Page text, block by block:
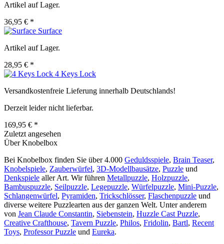
Artikel auf Lager.
36,95 € *
Surface
Artikel auf Lager.
28,95 € *
4 Keys Lock
Versandkostenfreie Lieferung innerhalb Deutschlands!
Derzeit leider nicht lieferbar.
169,95 € *
Zuletzt angesehen
Über Knobelbox
Bei Knobelbox finden Sie über 4.000 Geduldsspiele, Brain Teaser,
Knobelspiele, Zauberwürfel, 3D-Modellbausätze, Puzzle und
Denkspiele aller Art. Wir führen Metallpuzzle, Holzpuzzle,
Bambuspuzzle, Seilpuzzle, Legepuzzle, Würfelpuzzle, Mini-Puzzle,
Schlangenwürfel, Pyramiden, Trickschlösser, Flaschenpuzzle und
diverse weitere Puzzlearten aus der ganzen Welt. Unter anderem
von Jean Claude Constantin, Siebenstein, Huzzle Cast Puzzle,
Creative Crafthouse, Tavern Puzzle, Philos, Fridolin, Bartl, Recent
Toys, Professor Puzzle und Eureka.